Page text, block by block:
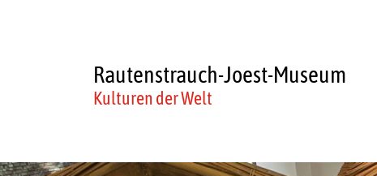
Rautenstrauch-Joest-Museum
Kulturen der Welt